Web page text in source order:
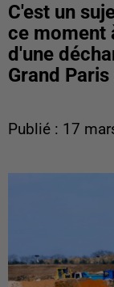
C'est un
ce moment
d'une
Grand
Publié : 17